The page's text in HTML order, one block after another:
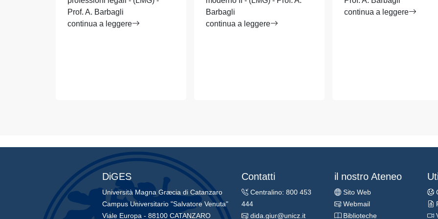
Prof. A. Barbagli
continua a leggere
Barbagli
continua a leggere
continua a leggere
DiGES
Università Magna Græcia di Catanzaro
Campus Universitario "Salvatore Venuta"
Viale Europa - 88100 CATANZARO
Contatti
Centralino: 800 453
444
dida.giur@unicz.it
il nostro Ateneo
Sito Web
Webmail
Biblioteche